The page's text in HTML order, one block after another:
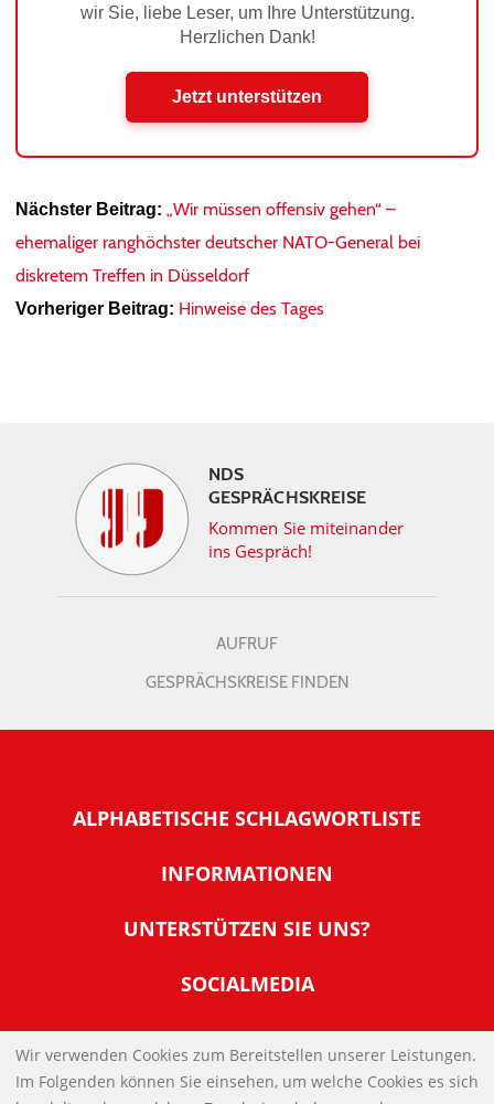
wir Sie, liebe Leser, um Ihre Unterstützung.
Herzlichen Dank!
Jetzt unterstützen
Nächster Beitrag: „Wir müssen offensiv gehen“ –
ehemaliger ranghöchster deutscher NATO-General bei
diskretem Treffen in Düsseldorf
Vorheriger Beitrag: Hinweise des Tages
NDS
GESPRÄCHSKREISE
Kommen Sie miteinander
ins Gespräch!
AUFRUF
GESPRÄCHSKREISE FINDEN
ALPHABETISCHE SCHLAGWORTLISTE
INFORMATIONEN
Warum NachDenkSeiten
Tipps zur Nutzung der NachDenkSeiten
Banner und E-Mail-Signaturen
Links
UNTERSTÜTZEN SIE UNS?
Werden Sie Fördermitglied
Spenden Sie Online
SOCIALMEDIA
IMPRESSUM
DATENSCHUTZERKLÄRUNG
Wir verwenden Cookies zum Bereitstellen unserer Leistungen.
Im Folgenden können Sie einsehen, um welche Cookies es sich